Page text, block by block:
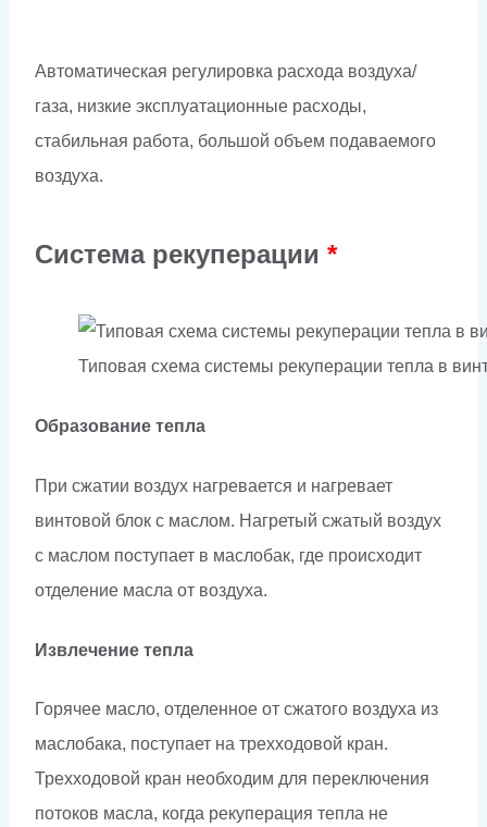
Автоматическая регулировка расхода воздуха/
газа, низкие эксплуатационные расходы,
стабильная работа, большой объем подаваемого
воздуха.
Система рекуперации *
Типовая схема системы рекуперации тепла в
Образование тепла
При сжатии воздух нагревается и нагревает
винтовой блок с маслом. Нагретый сжатый воздух
с маслом поступает в маслобак, где происходит
отделение масла от воздуха.
Извлечение тепла
Горячее масло, отделенное от сжатого воздуха из
маслобака, поступает на трехходовой кран.
Трехходовой кран необходим для переключения
потоков масла, когда рекуперация тепла не